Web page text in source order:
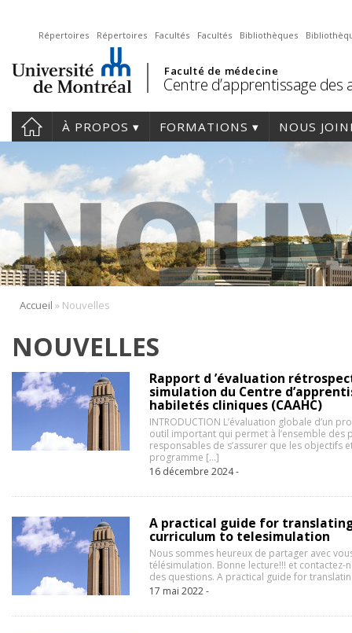
Répertoires Répertoires Facultés Facultés Bibliothèques
Faculté de médecine
Centre d’apprentissage
À PROPOS FORMATIONS NOUS
Accueil » Nouvelles
NOUVELLES
Rapport d ’évaluation
simulation du Centre
habiletés cliniques (CAAHC)
INTRODUCTION L’évaluation globale d’un
outil important qui permet à l’ensemble des
responsables de s’assurer que les objectifs
programme […]
16 décembre 2024 -
A practical guide for
curriculum to telesimulation
Nous sommes heureux de partager avec
télésimulation. Bonne lecture!!! et contactez-
des questions. A practical guide for
17 mai 2022 -